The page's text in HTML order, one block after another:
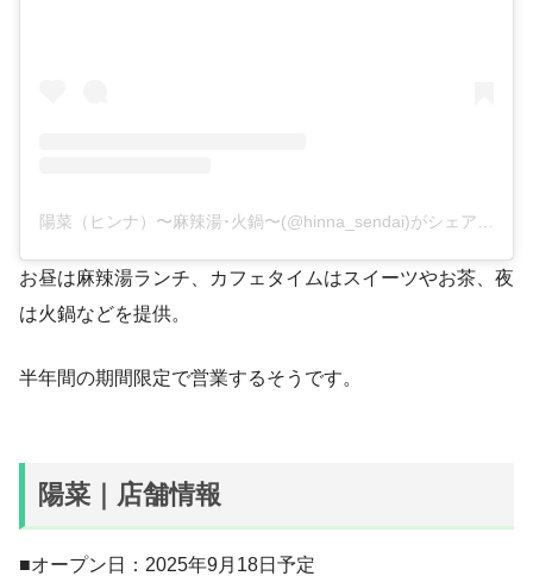
お昼は麻辣湯ランチ、カフェタイムはスイーツやお茶、夜
は火鍋などを提供。
半年間の期間限定で営業するそうです。
陽菜｜店舗情報
■オープン日：2025年9月18日予定